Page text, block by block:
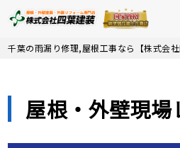
Skip
千葉の雨漏り修理,屋根工事なら【株式会社
屋根・外壁現場